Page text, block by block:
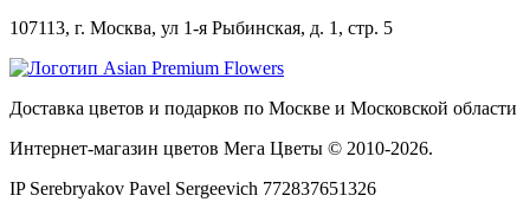
107113, г. Москва, ул 1-я Рыбинская, д. 1, стр. 5
Доставка цветов и подарков по Москве и Московской области
Интернет-магазин цветов Мега Цветы © 2010-2026.
IP Serebryakov Pavel Sergeevich 772837651326